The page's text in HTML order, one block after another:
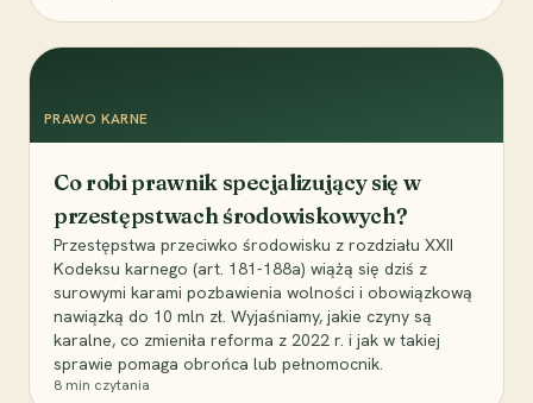
PRAWO KARNE
Co robi prawnik specjalizujący się w
przestępstwach środowiskowych?
Przestępstwa przeciwko środowisku z rozdziału XXII
Kodeksu karnego (art. 181-188a) wiążą się dziś z
surowymi karami pozbawienia wolności i obowiązkową
nawiązką do 10 mln zł. Wyjaśniamy, jakie czyny są
karalne, co zmieniła reforma z 2022 r. i jak w takiej
sprawie pomaga obrońca lub pełnomocnik.
8 min czytania